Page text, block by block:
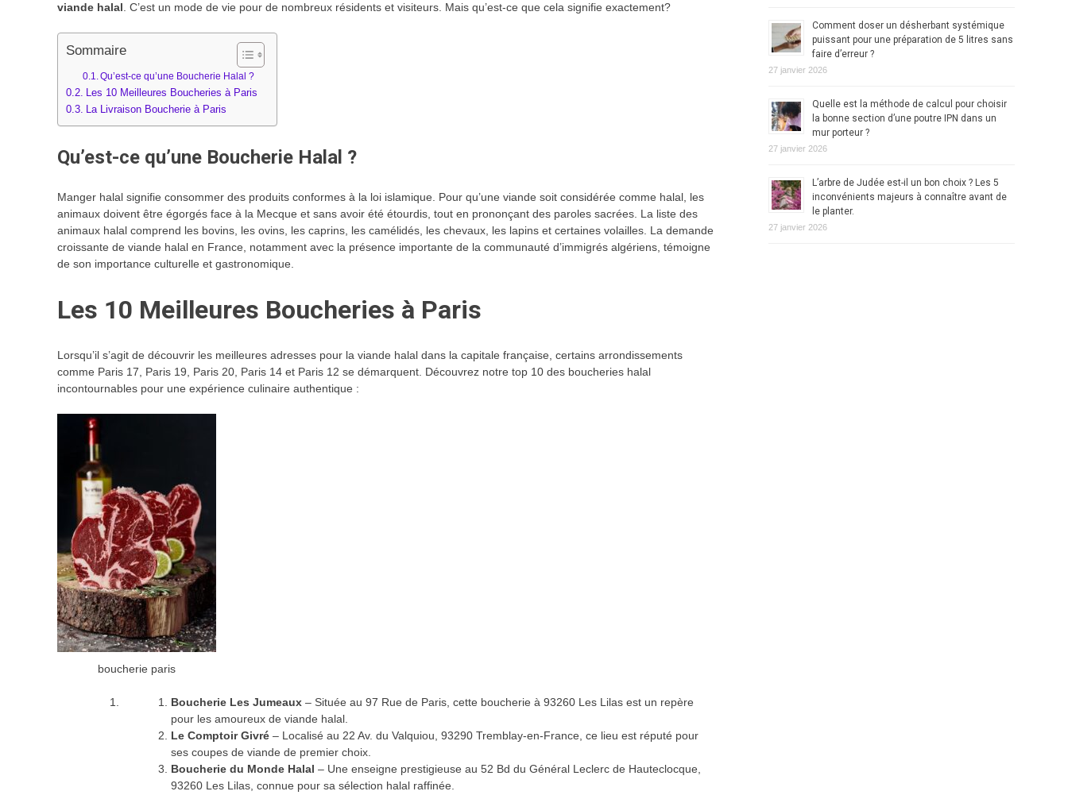
viande halal . C’est un mode de vie pour de nombreux résidents et visiteurs. Mais qu’est-ce que cela signifie exactement?
Sommaire
Qu’est-ce qu’une Boucherie Halal ?
Les 10 Meilleures Boucheries à Paris
La Livraison Boucherie à Paris
Qu’est-ce qu’une Boucherie Halal ?
Manger halal signifie consommer des produits conformes à la loi islamique. Pour qu’une viande soit considérée comme halal, les
animaux doivent être égorgés face à la Mecque et sans avoir été étourdis, tout en prononçant des paroles sacrées. La liste des
animaux halal comprend les bovins, les ovins, les caprins, les camélidés, les chevaux, les lapins et certaines volailles. La demande
croissante de viande halal en France, notamment avec la présence importante de la communauté d’immigrés algériens, témoigne
de son importance culturelle et gastronomique.
Les 10 Meilleures Boucheries à Paris
Lorsqu’il s’agit de découvrir les meilleures adresses pour la viande halal dans la capitale française, certains arrondissements
comme Paris 17, Paris 19, Paris 20, Paris 14 et Paris 12 se démarquent. Découvrez notre top 10 des boucheries halal
incontournables pour une expérience culinaire authentique :
boucherie paris
Boucherie Les Jumeaux – Située au 97 Rue de Paris, cette boucherie à 93260 Les Lilas est un repère
pour les amoureux de viande halal.
Le Comptoir Givré – Localisé au 22 Av. du Valquiou, 93290 Tremblay-en-France, ce lieu est réputé pour
ses coupes de viande de premier choix.
Boucherie du Monde Halal – Une enseigne prestigieuse au 52 Bd du Général Leclerc de Hauteclocque,
93260 Les Lilas, connue pour sa sélection halal raffinée.
Comment doser un désherbant systémique
puissant pour une préparation de 5 litres sans
faire d’erreur ?
27 janvier 2026
Quelle est la méthode de calcul pour choisir
la bonne section d’une poutre IPN dans un
mur porteur ?
27 janvier 2026
L’arbre de Judée est-il un bon choix ? Les 5
inconvénients majeurs à connaître avant de
le planter.
27 janvier 2026